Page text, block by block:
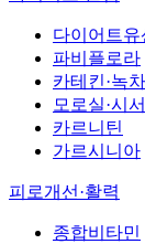
다이어트유
파비플로라
카테킨·녹
모로실·시
카르니틴
가르시니아
피로개선·활력
종합비타민